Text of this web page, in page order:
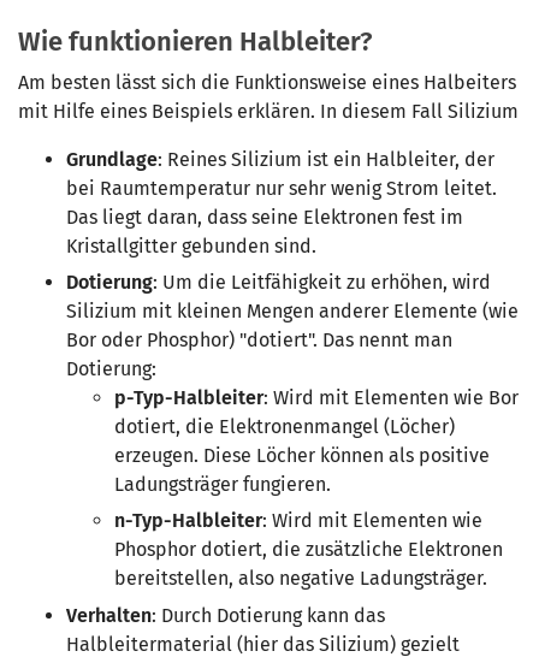
Wie funktionieren Halbleiter?
Am besten lässt sich die Funktionsweise eines Halbeiters
mit Hilfe eines Beispiels erklären. In diesem Fall Silizium
Grundlage: Reines Silizium ist ein Halbleiter, der
bei Raumtemperatur nur sehr wenig Strom leitet.
Das liegt daran, dass seine Elektronen fest im
Kristallgitter gebunden sind.
Dotierung: Um die Leitfähigkeit zu erhöhen, wird
Silizium mit kleinen Mengen anderer Elemente (wie
Bor oder Phosphor) "dotiert". Das nennt man
Dotierung:
p-Typ-Halbleiter: Wird mit Elementen wie Bor
dotiert, die Elektronenmangel (Löcher)
erzeugen. Diese Löcher können als positive
Ladungsträger fungieren.
n-Typ-Halbleiter: Wird mit Elementen wie
Phosphor dotiert, die zusätzliche Elektronen
bereitstellen, also negative Ladungsträger.
Verhalten: Durch Dotierung kann das
Halbleitermaterial (hier das Silizium) gezielt